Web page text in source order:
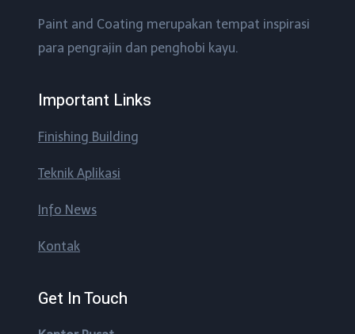
Paint and Coating merupakan tempat inspirasi
para pengrajin dan penghobi kayu.
Important Links
Finishing Building
Teknik Aplikasi
Info News
Kontak
Get In Touch